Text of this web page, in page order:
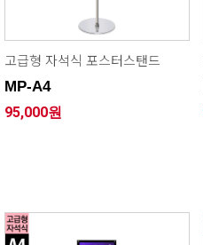
고급형 자석식 포스터스탠드
MP-A4
95,000원